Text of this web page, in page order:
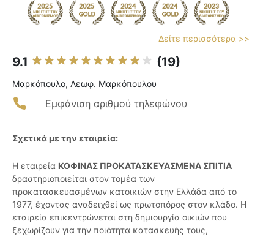
Δείτε περισσότερα >>
9.1 (19)
Μαρκόπουλο, Λεωφ. Μαρκόπουλου
Εμφάνιση αριθμού τηλεφώνου
Σχετικά με την εταιρεία:
Η εταιρεία ΚΟΦΙΝΑΣ ΠΡΟΚΑΤΑΣΚΕΥΑΣΜΕΝΑ ΣΠΙΤΙΑ
δραστηριοποιείται στον τομέα των
προκατασκευασμένων κατοικιών στην Ελλάδα από το
1977, έχοντας αναδειχθεί ως πρωτοπόρος στον κλάδο. Η
εταιρεία επικεντρώνεται στη δημιουργία οικιών που
ξεχωρίζουν για την ποιότητα κατασκευής τους,